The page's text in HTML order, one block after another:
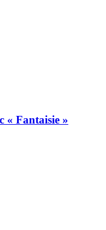
« Fantaisie »